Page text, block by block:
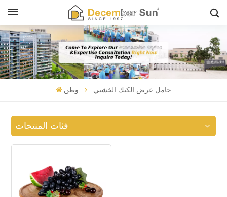
وطن حامل عرض الكيك الخشبي
فئات المنتجات